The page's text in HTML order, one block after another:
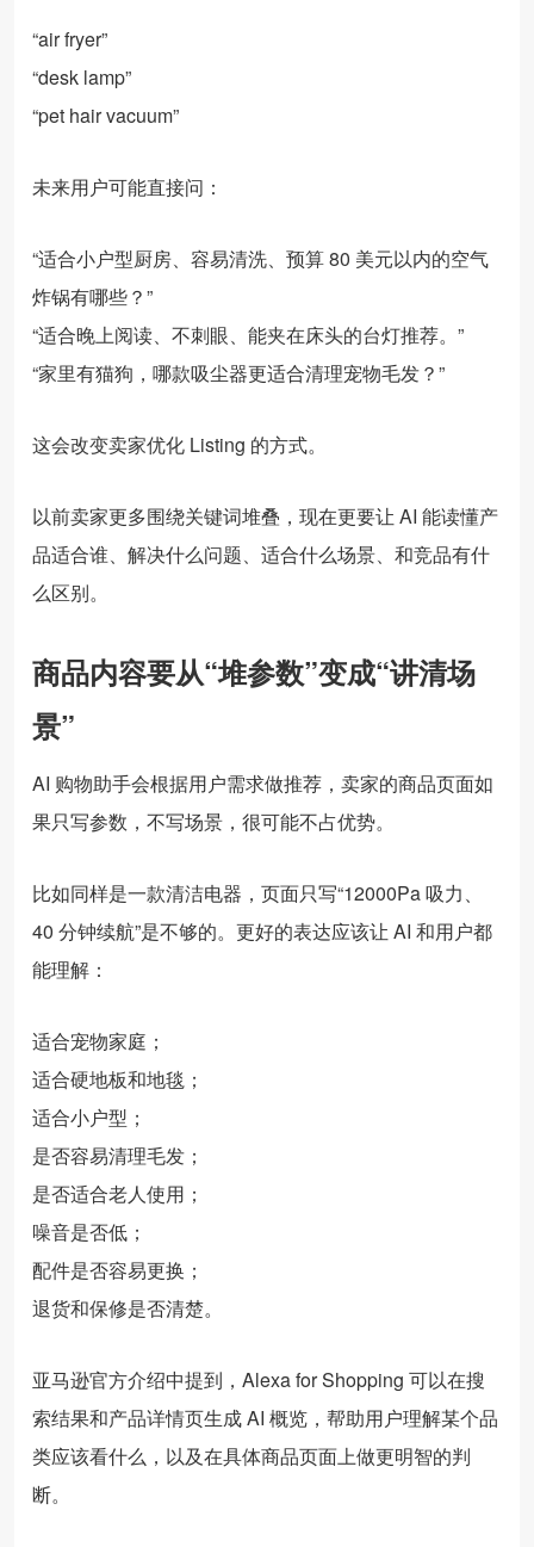
“air fryer”
“desk lamp”
“pet hair vacuum”
未来用户可能直接问：
“适合小户型厨房、容易清洗、预算 80 美元以内的空气
炸锅有哪些？”
“适合晚上阅读、不刺眼、能夹在床头的台灯推荐。”
“家里有猫狗，哪款吸尘器更适合清理宠物毛发？”
这会改变卖家优化 Listing 的方式。
以前卖家更多围绕关键词堆叠，现在更要让 AI 能读懂产
品适合谁、解决什么问题、适合什么场景、和竞品有什
么区别。
商品内容要从“堆参数”变成“讲清场
景”
AI 购物助手会根据用户需求做推荐，卖家的商品页面如
果只写参数，不写场景，很可能不占优势。
比如同样是一款清洁电器，页面只写“12000Pa 吸力、
40 分钟续航”是不够的。更好的表达应该让 AI 和用户都
能理解：
适合宠物家庭；
适合硬地板和地毯；
适合小户型；
是否容易清理毛发；
是否适合老人使用；
噪音是否低；
配件是否容易更换；
退货和保修是否清楚。
亚马逊官方介绍中提到，Alexa for Shopping 可以在搜
索结果和产品详情页生成 AI 概览，帮助用户理解某个品
类应该看什么，以及在具体商品页面上做更明智的判
断。